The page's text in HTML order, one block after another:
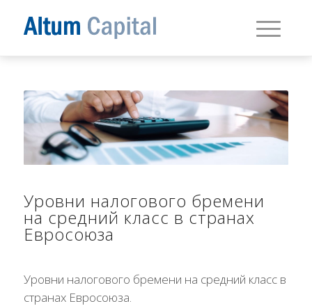
Уровни налогового бремени
на средний класс в странах
Евросоюза
Уровни налогового бремени на средний класс в
странах Евросоюза.